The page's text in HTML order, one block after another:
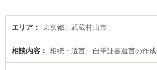
エリア 東京都、武蔵村山市
相談内容 相続・遺言、自筆証書遺言の作成